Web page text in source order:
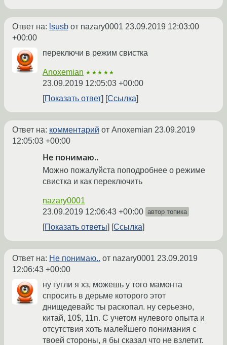
Ответ на: lsusb от nazary0001 23.09.2019 12:03:00
+00:00
переключи в режим свистка
Anoxemian ★★★★★
23.09.2019 12:05:03 +00:00
Показать ответ
Ссылка
Ответ на: комментарий от Anoxemian 23.09.2019
12:05:03 +00:00
Не понимаю..
Можно пожалуйста поподробнее о режиме
свистка и как переключить
nazary0001
23.09.2019 12:06:43 +00:00 автор топика
Показать ответы Ссылка
Ответ на: Не понимаю.. от nazary0001 23.09.2019
12:06:43 +00:00
ну гугли я хз, можешь у того мамонта
спросить в дерьме которого этот
днищедевайс ты раскопал. ну серьезно,
китай, 10$, 11n. С учетом нулевого опыта и
отсутствия хоть малейшего понимания с
твоей стороны, я бы сказал что не взлетит.